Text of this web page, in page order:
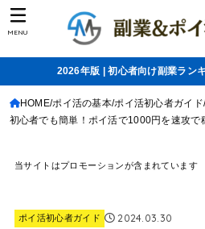
MENU
2026年版 | 初心者向け副業ラン
HOME ポイ活の基本 ポイ活初心者ガイド
初心者でも簡単！ポイ活で1000円を速攻で
当サイトはプロモーションが含まれています
ポイ活初心者ガイド 2024.03.30